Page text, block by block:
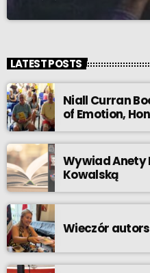
LATEST POSTS
Niall Curran
of Emotion,
Wywiad Anety
Kowalską
Wieczór